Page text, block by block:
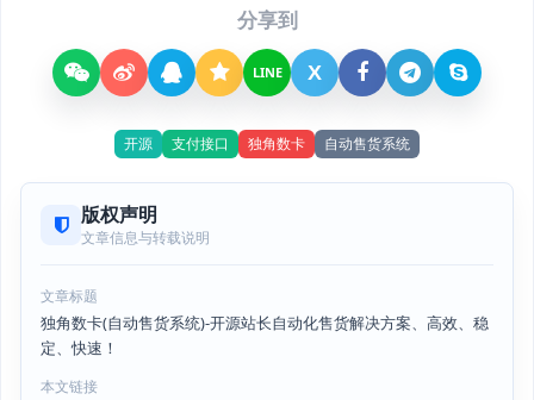
分享到
LINE X
开源 支付接口 独角数卡 自动售货系统
版权声明
文章信息与转载说明
文章标题
独角数卡(自动售货系统)-开源站长自动化售货解决方案、高效、稳
定、快速！
本文链接